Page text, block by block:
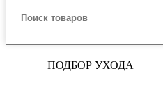
ПОДБОР УХОДА